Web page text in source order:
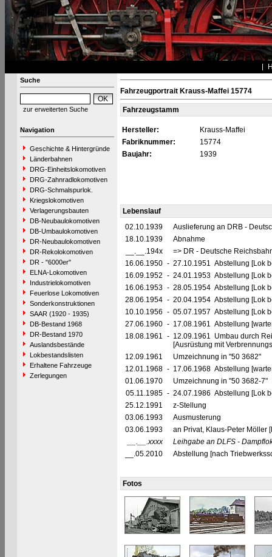
Suche
zur erweiterten Suche
Navigation
Geschichte & Hintergründe
Länderbahnen
DRG-Einheitslokomotiven
DRG-Zahnradlokomotiven
DRG-Schmalspurlok.
Kriegslokomotiven
Verlagerungsbauten
DB-Neubaulokomotiven
DB-Umbaulokomotiven
DR-Neubaulokomotiven
DR-Rekolokomotiven
DR - "6000er"
ELNA-Lokomotiven
Industrielokomotiven
Feuerlose Lokomotiven
Sonderkonstruktionen
SAAR (1920 - 1935)
DB-Bestand 1968
DR-Bestand 1970
Auslandsbestände
Lokbestandslisten
Erhaltene Fahrzeuge
Zerlegungen
Fahrzeugportrait Krauss-Maffei 15774
Fahrzeugstamm
Hersteller:
Krauss-Maffei
Fabriknummer:
15774
Baujahr:
1939
Lebenslauf
02.10.1939
Auslieferung an DRB -
18.10.1939
Abnahme
__.__.194x
=> DR - Deutsche
16.06.1950 - 27.10.1951 Abstellung [Lok
16.09.1952 - 24.01.1953 Abstellung [Lok
16.06.1953 - 28.05.1954 Abstellung [Lok
28.06.1954 - 20.04.1954 Abstellung [Lok
10.10.1956 - 05.07.1957 Abstellung [Lok
27.06.1960 - 17.08.1961 Abstellung
18.08.1961 - 12.09.1961 Umbau durch
[Ausrüstung mit
12.09.1961
Umzeichnung in "50 3682"
12.01.1968 - 17.06.1968 Abstellung
01.06.1970
Umzeichnung in "50 3682-7"
05.11.1985 - 24.07.1986 Abstellung [Lok
25.12.1991
z-Stellung
03.06.1993
Ausmusterung
03.06.1993
an Privat, Klaus-Peter Möller
__.__.xxxx
Leihgabe an DLFS -
__.05.2010
Abstellung [nach
Fotos